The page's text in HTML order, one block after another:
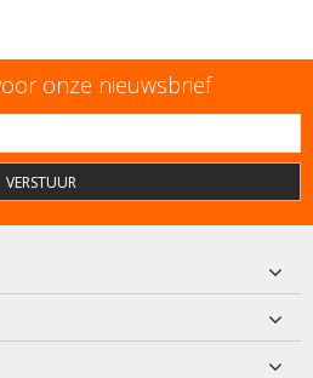
onze nieuwsbrief
VERSTUUR